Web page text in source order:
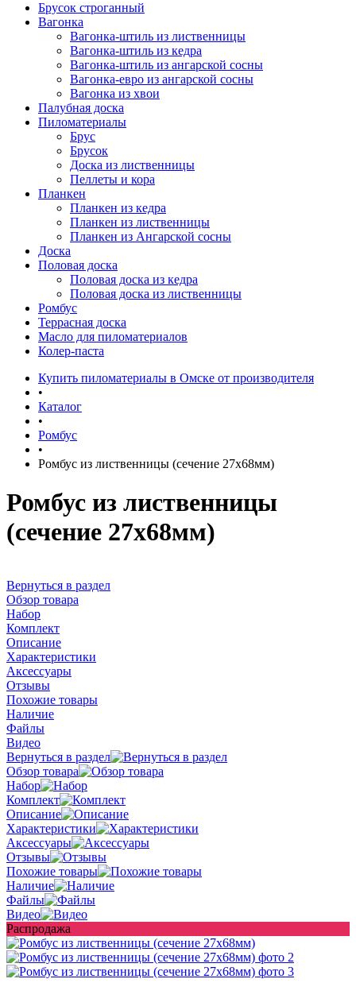
Брусок строганный
Вагонка
Вагонка-штиль из лиственницы
Вагонка-штиль из кедра
Вагонка-штиль из ангарской сосны
Вагонка-евро из ангарской сосны
Вагонка из хвои
Палубная доска
Пиломатериалы
Брус
Брусок
Доска из лиственницы
Пеллеты и кора
Планкен
Планкен из кедра
Планкен из лиственницы
Планкен из Ангарской сосны
Доска
Половая доска
Половая доска из кедра
Половая доска из лиственницы
Ромбус
Террасная доска
Масло для пиломатериалов
Колер-паста
Купить пиломатериалы в Омске от производителя
•
Каталог
•
Ромбус
•
Ромбус из лиственницы (сечение 27x68мм)
Ромбус из лиственницы
(сечение 27x68мм)
Вернуться в раздел
Обзор товара
Набор
Комплект
Описание
Характеристики
Аксессуары
Отзывы
Похожие товары
Наличие
Файлы
Видео
Вернуться в раздел
Обзор товара
Набор
Комплект
Описание
Характеристики
Аксессуары
Отзывы
Похожие товары
Наличие
Файлы
Видео
Распродажа